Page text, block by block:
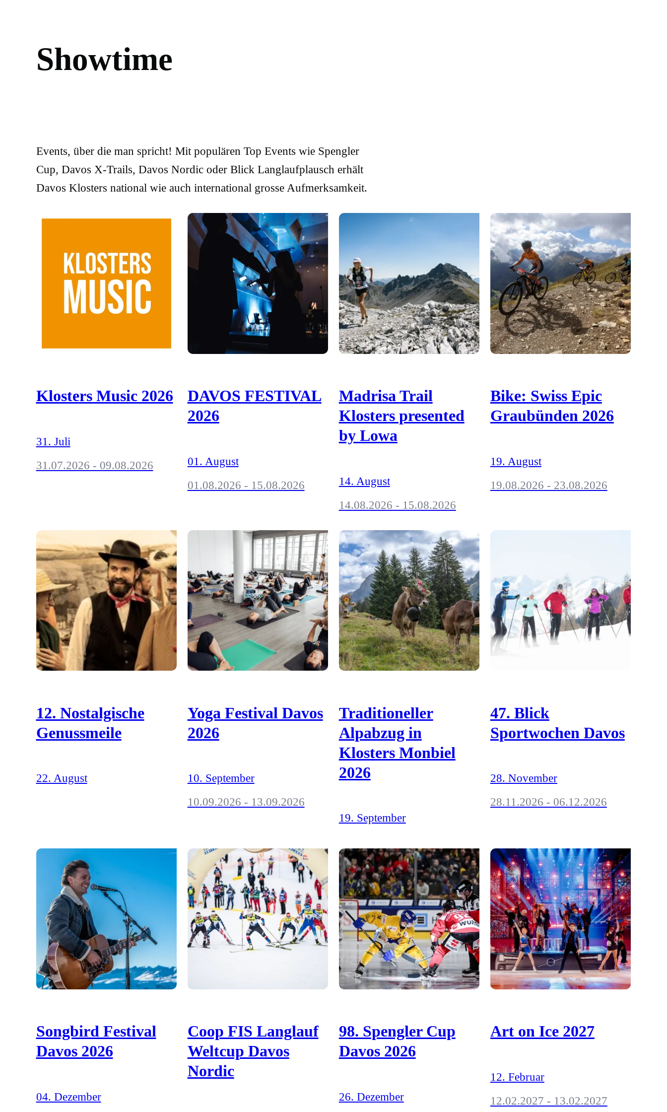
Showtime
Events, über die man spricht! Mit populären Top Events wie Spengler
Cup, Davos X-Trails, Davos Nordic oder Blick Langlaufplausch erhält
Davos Klosters national wie auch international grosse Aufmerksamkeit.
Klosters Music 2026
31. Juli
31.07.2026 - 09.08.2026
DAVOS FESTIVAL
2026
01. August
01.08.2026 - 15.08.2026
Madrisa Trail
Klosters presented
by Lowa
14. August
14.08.2026 - 15.08.2026
Bike: Swiss Epic
Graubünden 2026
19. August
19.08.2026 - 23.08.2026
12. Nostalgische
Genussmeile
22. August
Yoga Festival Davos
2026
10. September
10.09.2026 - 13.09.2026
Traditioneller
Alpabzug in
Klosters Monbiel
2026
19. September
47. Blick
Sportwochen Davos
28. November
28.11.2026 - 06.12.2026
Songbird Festival
Davos 2026
04. Dezember
Coop FIS Langlauf
Weltcup Davos
Nordic
98. Spengler Cup
Davos 2026
26. Dezember
Art on Ice 2027
12. Februar
12.02.2027 - 13.02.2027